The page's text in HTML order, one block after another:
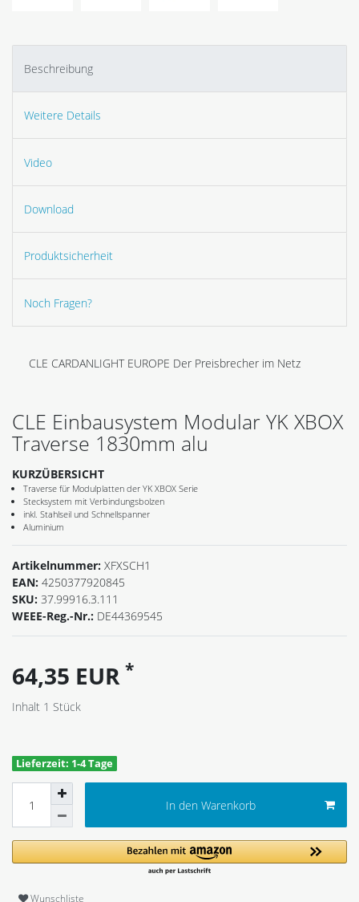
Beschreibung
Weitere Details
Video
Download
Produktsicherheit
Noch Fragen?
CLE CARDANLIGHT EUROPE Der Preisbrecher im Netz
CLE Einbausystem Modular YK XBOX
Traverse 1830mm alu
KURZÜBERSICHT
Traverse für Modulplatten der YK XBOX Serie
Stecksystem mit Verbindungsbolzen
inkl. Stahlseil und Schnellspanner
Aluminium
Artikelnummer: XFXSCH1
EAN: 4250377920845
SKU: 37.99916.3.111
WEEE-Reg.-Nr.: DE44369545
64,35 EUR *
Inhalt 1 Stück
Lieferzeit: 1-4 Tage
In den Warenkorb
Wunschliste